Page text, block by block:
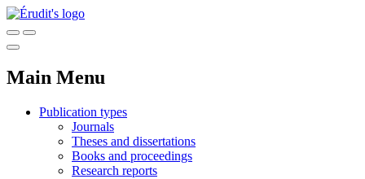
Main Menu
Publication types
Journals
Theses and dissertations
Books and proceedings
Research reports